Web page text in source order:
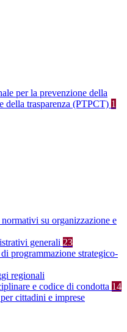
per la prevenzione della
della trasparenza (PTPCT) 1
su organizzazione e
generali 23
programmazione strategico-
regionali
e codice di condotta 14
cittadini e imprese